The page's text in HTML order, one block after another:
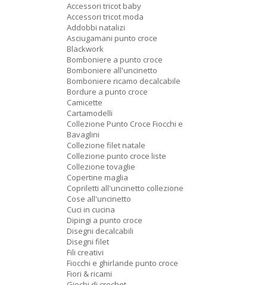
Accessori tricot baby
Accessori tricot moda
Addobbi natalizi
Asciugamani punto croce
Blackwork
Bomboniere a punto croce
Bomboniere all'uncinetto
Bomboniere ricamo decalcabile
Bordure a punto croce
Camicette
Cartamodelli
Collezione Punto Croce Fiocchi e
Bavaglini
Collezione filet natale
Collezione punto croce liste
Collezione tovaglie
Copertine maglia
Copriletti all'uncinetto collezione
Cose all'uncinetto
Cuci in cucina
Dipingi a punto croce
Disegni decalcabili
Disegni filet
Fili creativi
Fiocchi e ghirlande punto croce
Fiori & ricami